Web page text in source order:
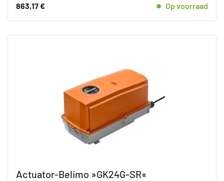
863,17€ Op voorraad
Actuator-Belimo »GK24G-SR«